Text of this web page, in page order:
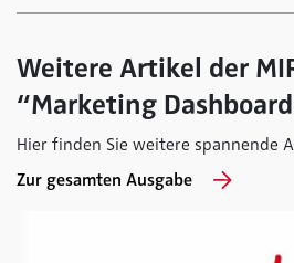
Weitere Artikel der
“Marketing
Hier finden Sie weitere spannende
Zur gesamten Ausgabe